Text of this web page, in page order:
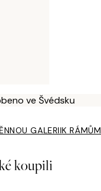
ve Švédsku
GALERIIK RÁMŮM
koupili